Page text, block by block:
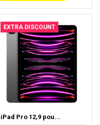
EXTRA DISCOUNT
iPad Pro 12,9 pou...